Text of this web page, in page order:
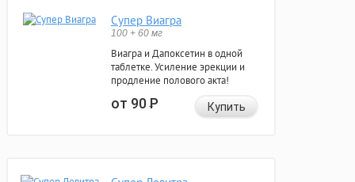
Супер Виагра
100 + 60 мг
Виагра и Дапоксетин в одной
таблетке. Усиление эрекции и
продление полового акта!
от 90Р Купить